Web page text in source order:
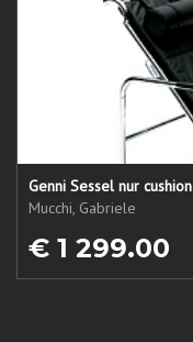
Genni Sessel nur cushion
Mucchi, Gabriele
€ 1 299.00